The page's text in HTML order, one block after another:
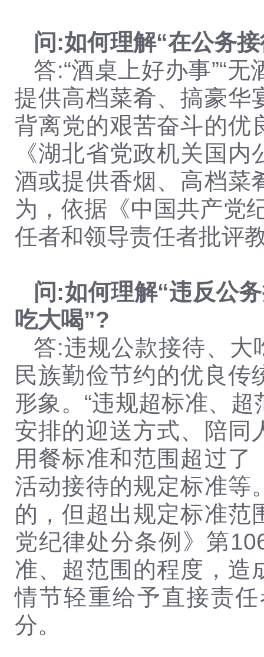
问:如何理解“在公务
答:“酒桌上好办事”“
提供高档菜肴、搞豪华
背离党的艰苦奋斗的优
《湖北省党政机关国
酒或提供香烟、高档菜
为，依据《中国共产党
任者和领导责任者批评
问:如何理解“违反公
吃大喝”?
答:违规公款接待、大
民族勤俭节约的优良
形象。“违规超标准、
安排的迎送方式、陪同
用餐标准和范围超过了
活动接待的规定标准等
的，但超出规定标准范
党纪律处分条例》第
准、超范围的程度，造
情节轻重给予直接责
分。